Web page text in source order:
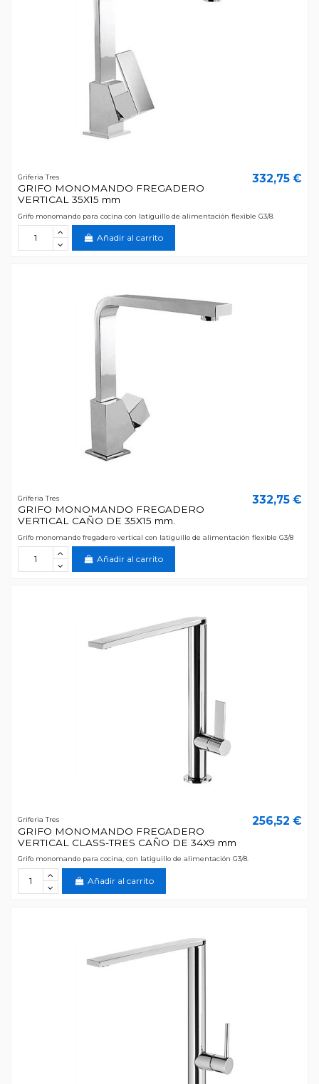
Griferia Tres
GRIFO MONOMANDO FREGADERO
VERTICAL 35X15 mm
332,75 €
Grifo monomando para cocina con latiguillo de alimentación flexible G3/8.
Añadir al carrito
Griferia Tres
GRIFO MONOMANDO FREGADERO
VERTICAL CAÑO DE 35X15 mm.
332,75 €
Grifo monomando fregadero vertical con latiguillo de alimentación flexible G3/8
Añadir al carrito
Griferia Tres
GRIFO MONOMANDO FREGADERO
VERTICAL CLASS-TRES CAÑO DE 34X9 mm
256,52 €
Grifo monomando para cocina, con latiguillo de alimentación G3/8.
Añadir al carrito